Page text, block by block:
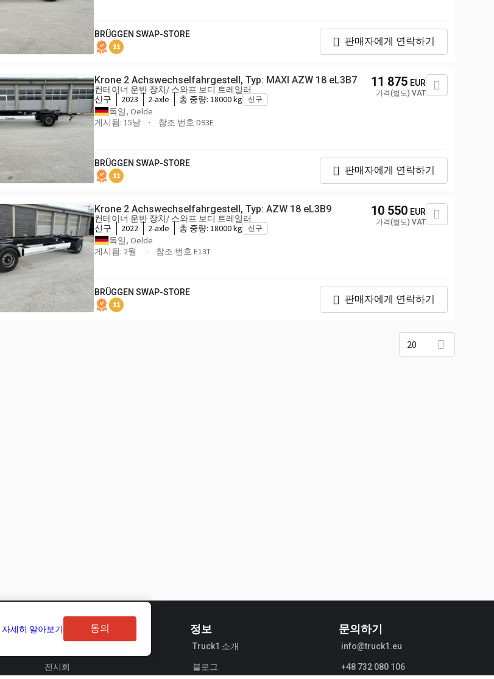
BRÜGGEN SWAP-STORE
11 판매자에게 연락하기
Krone 2 Achswechselfahrgestell, Typ: MAXI AZW 18 eL3B7
컨테이너 운반 장치/ 스와프 보디 트레일러
신구
2023 2-axle 총 중량: 18000 kg 신구
독일, Oelde
게시됨: 15날
참조 번호 D93E
11 875 EUR
가격(별도) VAT
BRÜGGEN SWAP-STORE
11 판매자에게 연락하기
Krone 2 Achswechselfahrgestell, Typ: AZW 18 eL3B9
컨테이너 운반 장치/ 스와프 보디 트레일러
신구
2022 2-axle 총 중량: 18000 kg 신구
독일, Oelde
게시됨: 2월
참조 번호 E13T
10 550 EUR
가격(별도) VAT
BRÜGGEN SWAP-STORE
11 판매자에게 연락하기
20
구매자용
전시회
정보
Truck1 소개
블로그
문의하기
info@truck1.eu
+48 732 080 106
자세히 알아보기 동의